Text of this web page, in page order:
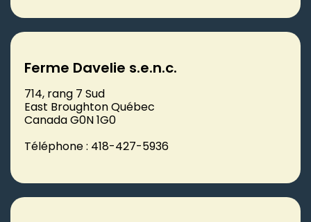
Ferme Davelie s.e.n.c.
714, rang 7 Sud
East Broughton Québec
Canada G0N 1G0
Téléphone : 418-427-5936